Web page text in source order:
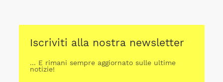
Iscriviti alla nostra newsletter
... E rimani sempre aggiornato sulle ultime
notizie!